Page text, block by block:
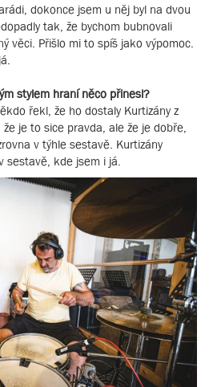
dokonce jsem u něj byl na dvou
tak, že bychom bubnovali
věci. Přišlo mi to spíš jako výpomoc.
stylem hraní něco přinesl?
řekl, že ho dostaly Kurtizány z
je to sice pravda, ale že je dobře,
v týhle sestavě. Kurtizány
sestavě, kde jsem i já.